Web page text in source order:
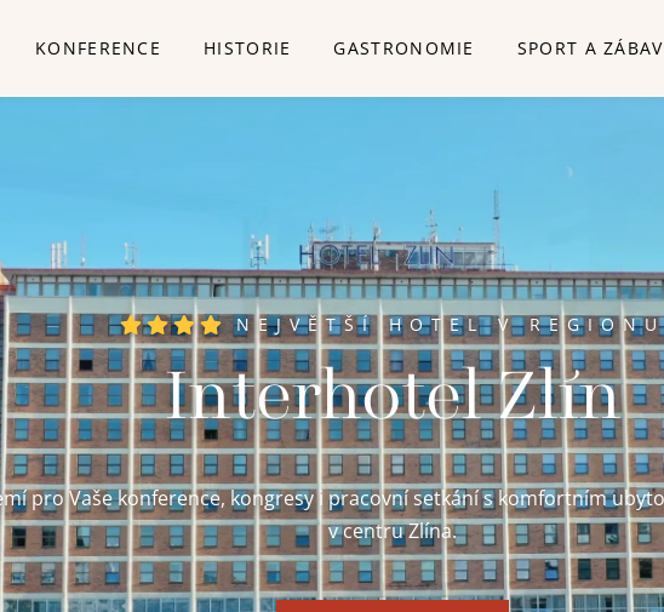
KONFERENCE HISTORIE GASTRONOMIE SPORT A
NEJVĚTŠÍ HOTEL V REGIONU
Interhotel Zlín
pro Vaše konference, kongresy i pracovní setkání s komfortním
v centru Zlína.